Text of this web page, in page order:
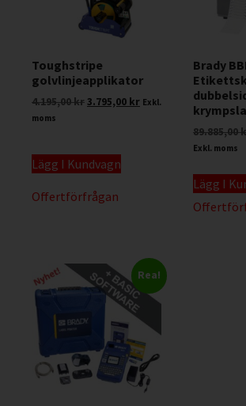
Toughstripe
golvlinjeapplikator
4.195,00kr3.795,00 kr Exkl.
moms
Lägg I Kundvagn
Offertförfrågan
Brady
89.885,00
Exkl. moms
Lägg I
Rea!